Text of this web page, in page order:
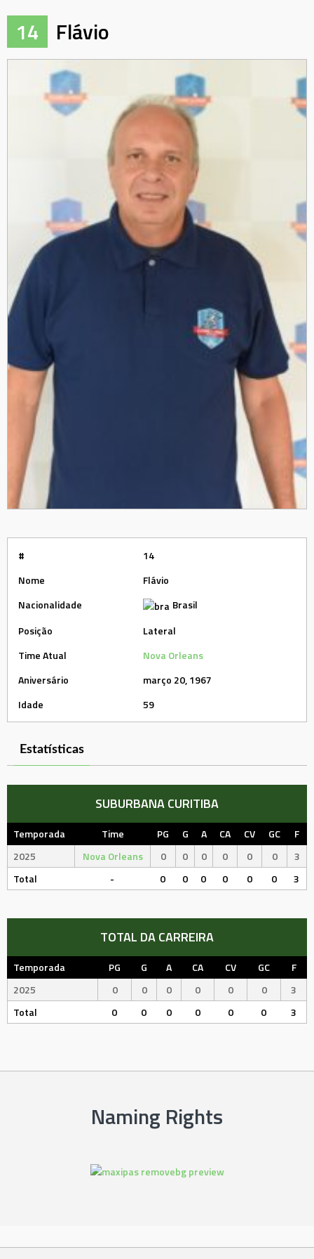
14 Flávio
#
14
Nome
Flávio
Nacionalidade
Brasil
Posição
Lateral
Time Atual
Nova Orleans
Aniversário
março 20, 1967
Idade
59
Estatísticas
SUBURBANA CURITIBA
Temporada Time PG G A CA CV GC
F
2025
Nova Orleans 0 0 0 0 0 0
3
Total
- 0 0 0 0 0 0 3
TOTAL DA CARREIRA
Temporada PG G A CA CV GC
F
2025
0 0 0 0 0 0
3
Total
0 0 0 0 0 0 3
Naming Rights